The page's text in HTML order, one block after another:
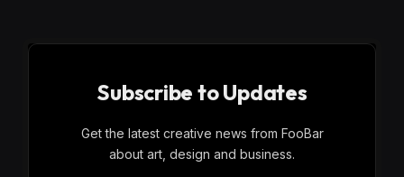
Subscribe to Updates
Get the latest creative news from FooBar
about art, design and business.